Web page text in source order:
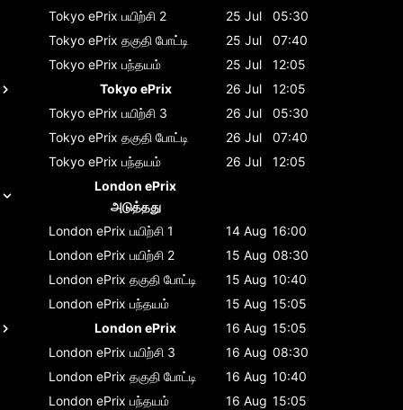
Tokyo ePrix பயிற்சி 2 25 Jul
05:30
Tokyo ePrix தகுதி போட்டி 25 Jul
07:40
Tokyo ePrix பந்தயம் 25 Jul
12:05
Tokyo ePrix
26 Jul
12:05
Tokyo ePrix பயிற்சி 3 26 Jul
05:30
Tokyo ePrix தகுதி போட்டி 26 Jul
07:40
Tokyo ePrix பந்தயம் 26 Jul
12:05
London ePrix
அடுத்தது
London ePrix பயிற்சி 1 14 Aug 16:00
London ePrix பயிற்சி 2 15 Aug 08:30
London ePrix தகுதி போட்டி 15 Aug 10:40
London ePrix பந்தயம் 15 Aug 15:05
London ePrix
16 Aug 15:05
London ePrix பயிற்சி 3 16 Aug 08:30
London ePrix தகுதி போட்டி 16 Aug 10:40
London ePrix பந்தயம் 16 Aug 15:05